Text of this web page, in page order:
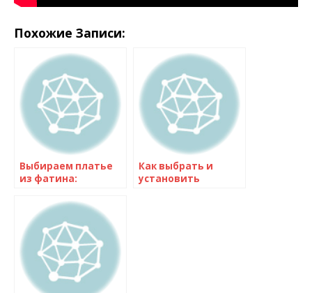
Похожие Записи:
Выбираем платье
из фатина:
тренды и стильные
советы
Как выбрать и
установить